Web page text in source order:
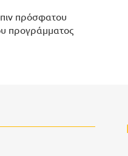
πρόσφατου
προγράμματος